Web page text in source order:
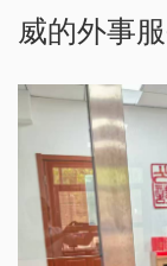
威的外事服